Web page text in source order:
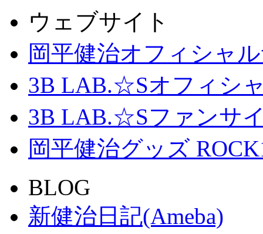
ウェブサイト
岡平健治オフィシャ
3B LAB.☆Sオフィシ
3B LAB.☆Sファンサイ
岡平健治グッズ
BLOG
新健治日記(Ameba)